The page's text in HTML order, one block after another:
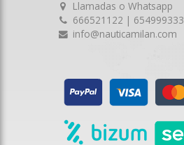
Llamadas o Whatsapp
666521122 | 654999333
info@nauticamilan.com